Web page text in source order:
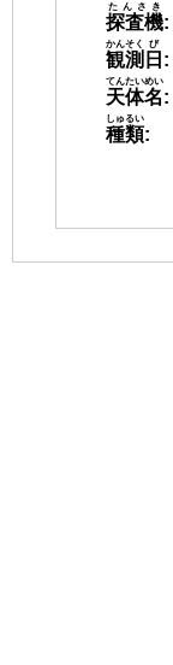
探査機
たんさき
:
観測
かんそく
日
び
:
天体名
てんたいめい
:
種類
しゅるい
: